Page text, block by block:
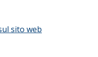
sito web